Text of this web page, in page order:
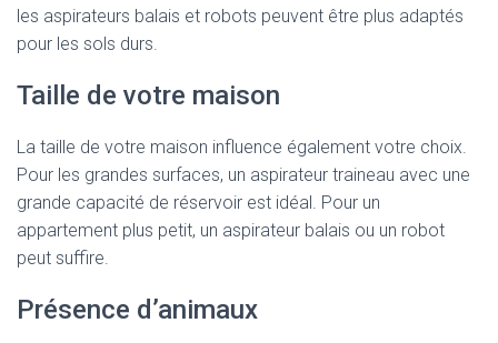
les aspirateurs balais et robots peuvent être plus adaptés
pour les sols durs.
Taille de votre maison
La taille de votre maison influence également votre choix.
Pour les grandes surfaces, un aspirateur traineau avec une
grande capacité de réservoir est idéal. Pour un
appartement plus petit, un aspirateur balais ou un robot
peut suffire.
Présence d’animaux